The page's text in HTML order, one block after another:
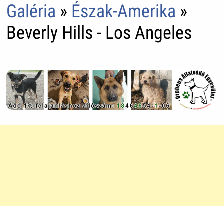
Galéria » Észak-Amerika »
Beverly Hills - Los Angeles